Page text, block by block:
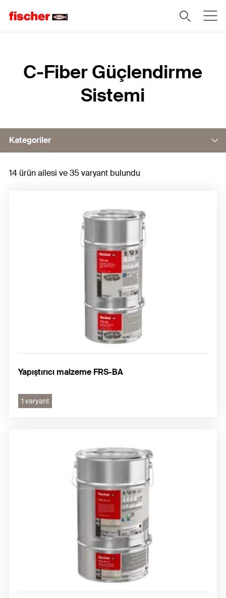
C-Fiber Güçlendirme
Sistemi
Kategoriler
Beton onarımı
CFRP laminatlar ile yapısal güçlendirme
Astarlar ve kaplamalar
Güçlendirme sistemleri aksesuarları
14 ürün ailesi ve 35 varyant bulundu
Yapıştırıcı malzeme FRS-BA
1 varyant